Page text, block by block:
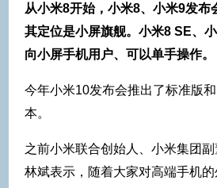
从小米8开始，小米8、小米9发布
其定位是小屏旗舰。小米8 SE、
向小屏手机用户、可以单手操作。
今年小米10发布会推出了标准版
本。
之前小米联合创始人、小米集团
林斌表示，随着大家对高端手机